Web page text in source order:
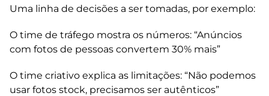
Uma linha de decisões a ser tomadas, por exemplo:
O time de tráfego mostra os números: “Anúncios
com fotos de pessoas convertem 30% mais”
O time criativo explica as limitações: “Não podemos
usar fotos stock, precisamos ser autênticos”